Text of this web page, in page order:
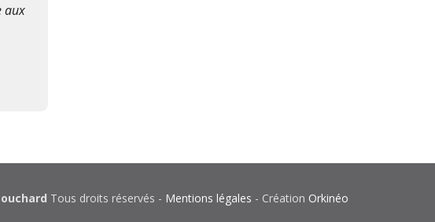
aux
Tous droits réservés - Mentions légales - Création Orkinéo